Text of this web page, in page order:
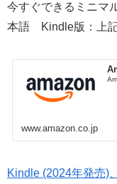
今すぐできるミニマ
本語 Kindle版：上
www.amazon.co.jp
Kindle (2024年発売)